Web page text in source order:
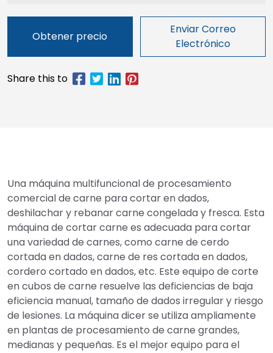
Obtener precio
Enviar Correo
Electrónico
Una máquina multifuncional de procesamiento
comercial de carne para cortar en dados,
deshilachar y rebanar carne congelada y fresca. Esta
máquina de cortar carne es adecuada para cortar
una variedad de carnes, como carne de cerdo
cortada en dados, carne de res cortada en dados,
cordero cortado en dados, etc. Este equipo de corte
en cubos de carne resuelve las deficiencias de baja
eficiencia manual, tamaño de dados irregular y riesgo
de lesiones. La máquina dicer se utiliza ampliamente
en plantas de procesamiento de carne grandes,
medianas y pequeñas. Es el mejor equipo para el